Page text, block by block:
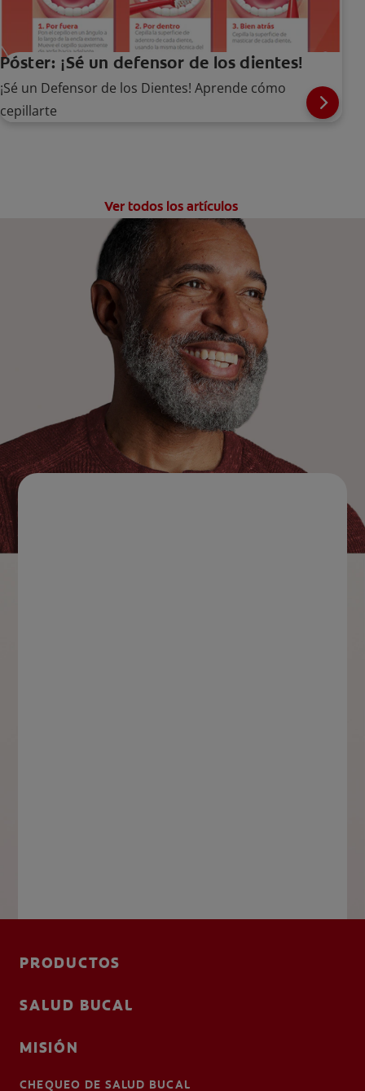
Póster: ¡Sé un defensor de los dientes!
¡Sé un Defensor de los Dientes! Aprende cómo
cepillarte
Ver todos los artículos
PRODUCTOS
SALUD BUCAL
MISIÓN
CHEQUEO DE SALUD BUCAL